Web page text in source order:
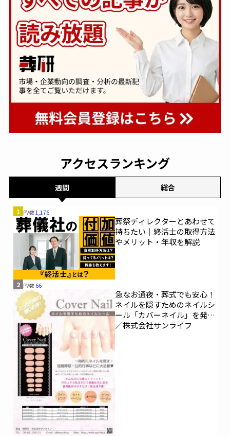
アクセスランキング
週間 総合
1 PV数1,176
葬祭ディレクターとあわせて
持ちたい｜終活士の取得方法
やメリット・年収を解説
2 PV数 66
急なお通夜・葬式でも安心！
ネイルを隠すためのネイルシ
ール「カバーネイル」を発売
／株式会社サンライフ